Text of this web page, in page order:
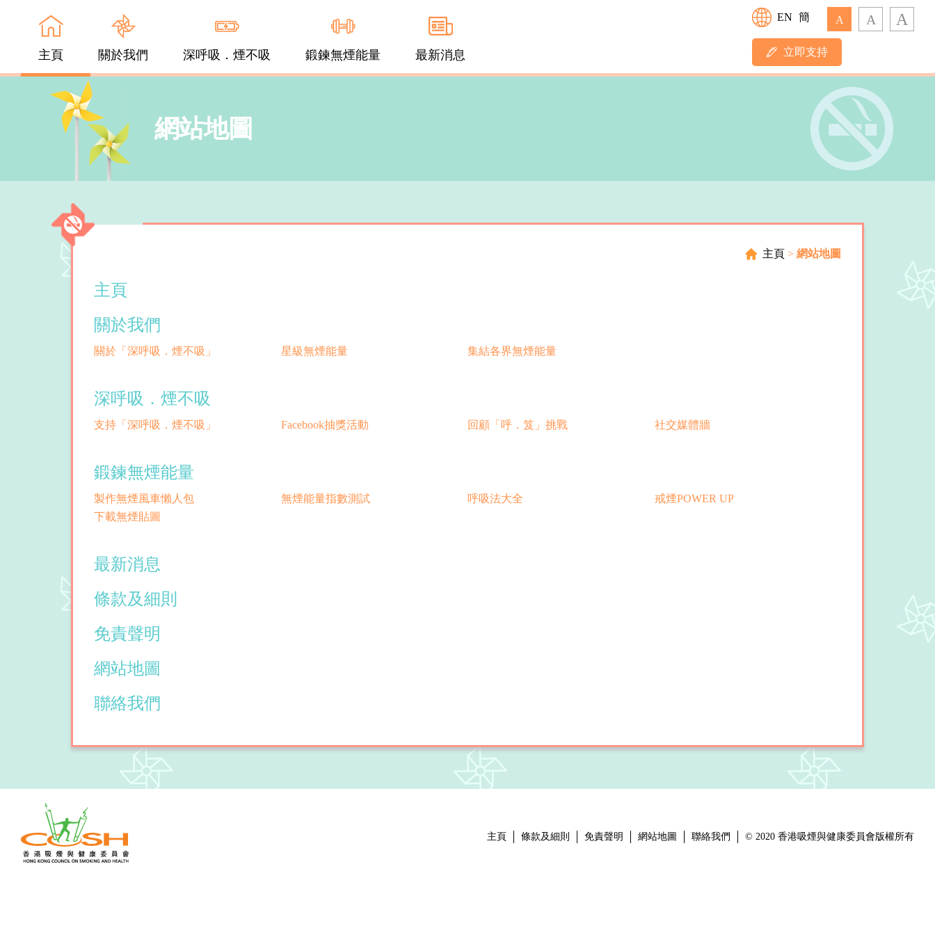
主頁 關於我們 深呼吸．煙不吸 鍛鍊無煙能量 最新消息
A A A
EN 簡
立即支持
網站地圖
主頁 > 網站地圖
主頁
關於我們
關於「深呼吸．煙不吸」 星級無煙能量 集結各界無煙能量
深呼吸．煙不吸
支持「深呼吸．煙不吸」 Facebook抽獎活動 回顧「呼．笈」挑戰 社交媒體牆
鍛鍊無煙能量
製作無煙風車懶人包 無煙能量指數測試 呼吸法大全
戒煙POWER UP
下載無煙貼圖
最新消息
條款及細則
免責聲明
網站地圖
聯絡我們
主頁 條款及細則 免責聲明 網站地圖 聯絡我們 © 2020 香港吸煙與健康委員會版權所有